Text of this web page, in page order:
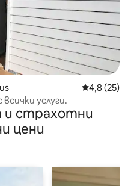
Средна
4,8 (25)
услуги.
страхотни
цени